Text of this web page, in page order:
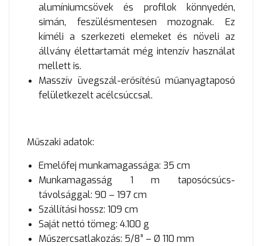
alumíniumcsövek és profilok könnyedén,
simán, feszülésmentesen mozognak. Ez
kíméli a szerkezeti elemeket és növeli az
állvány élettartamát még intenzív használat
mellett is.
Masszív üvegszál-erősítésű műanyagtaposó
felületkezelt acélcsúccsal.
Műszaki adatok:
Emelőfej munkamagassága: 35 cm
Munkamagasság 1 m taposócsúcs-
távolsággal: 90 – 197 cm
Szállítási hossz: 109 cm
Saját nettó tömeg: 4.100 g
Műszercsatlakozás: 5/8” – Ø 110 mm